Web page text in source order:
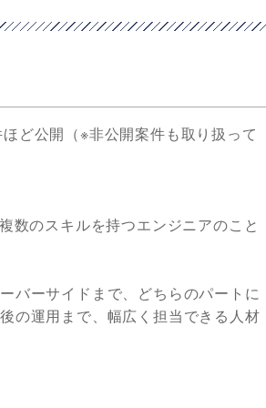
ど公開（※非公開案件も取り扱って
数のスキルを持つエンジニアのこと
バーサイドまで、どちらのパートに
の運用まで、幅広く担当できる人材